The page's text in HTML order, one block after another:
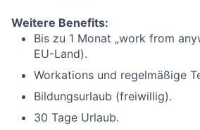
Weitere Benefits:
Bis zu 1 Monat „work from
EU-Land).
Workations und regelmäßige
Bildungsurlaub (freiwillig).
30 Tage Urlaub.